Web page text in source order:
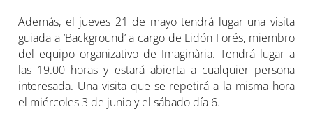
Además, el jueves 21 de mayo tendrá lugar una visita
guiada a ‘Background’ a cargo de Lidón Forés, miembro
del equipo organizativo de Imaginària. Tendrá lugar a
las 19.00 horas y estará abierta a cualquier persona
interesada. Una visita que se repetirá a la misma hora
el miércoles 3 de junio y el sábado día 6.